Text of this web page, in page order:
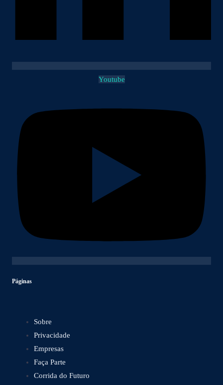
Youtube
Páginas
Sobre
Privacidade
Empresas
Faça Parte
Corrida do Futuro